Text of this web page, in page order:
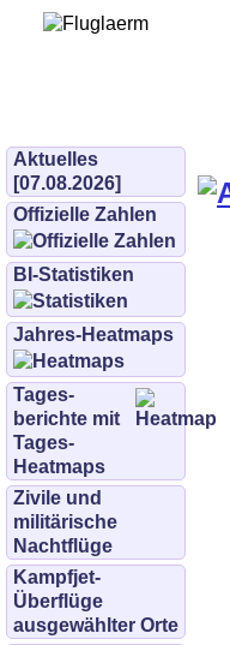
Aktuelles
[07.08.2026]
Offizielle Zahlen
BI-Statistiken
Jahres-Heatmaps
Tages­
berichte mit
Tages-
Heatmaps
Zivile und
militärische
Nachtflüge
Kampfjet-
Überflüge
ausgewählter Orte